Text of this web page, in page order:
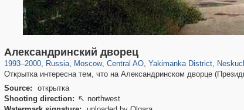
Александринский дворец
1993–2000, Russia
1,406,856 29,243
, Moscow
319,861 8,286
, Central AO
160,009 5,916
, Yakimanka District,
Открытка интересна тем, что на Александринском дворце
Source:
открытка
Shooting direction:  northwest